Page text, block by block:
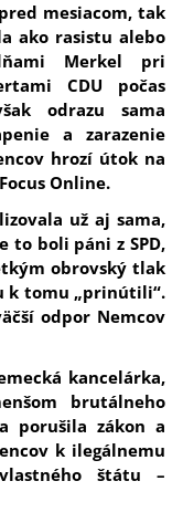
mesiacom, tak
ako rasistu alebo
Merkel pri
CDU počas
odrazu sama
a zarazenie
hrozí útok na
Online.
už aj sama,
to boli páni z SPD,
obrovský tlak
k tomu „prinútili“.
odpor Nemcov
kancelárka,
brutálneho
porušila zákon a
k ilegálnemu
štátu –